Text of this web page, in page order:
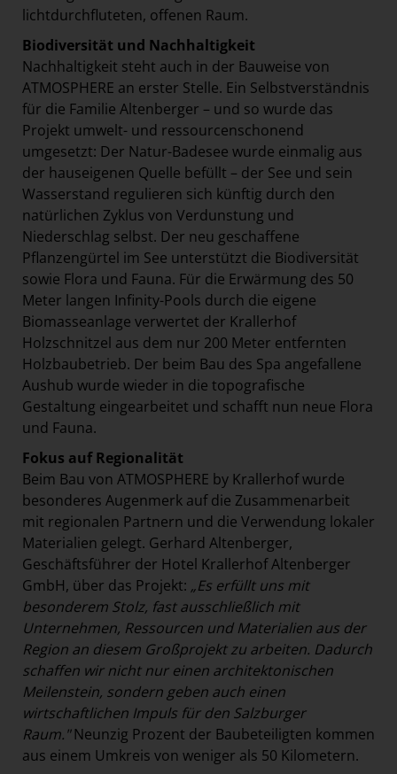
lichtdurchfluteten, offenen Raum.
Biodiversität und Nachhaltigkeit
Nachhaltigkeit steht auch in der Bauweise von
ATMOSPHERE an erster Stelle. Ein Selbstverständnis
für die Familie Altenberger – und so wurde das
Projekt umwelt- und ressourcenschonend
umgesetzt: Der Natur-Badesee wurde einmalig aus
der hauseigenen Quelle befüllt – der See und sein
Wasserstand regulieren sich künftig durch den
natürlichen Zyklus von Verdunstung und
Niederschlag selbst. Der neu geschaffene
Pflanzengürtel im See unterstützt die Biodiversität
sowie Flora und Fauna. Für die Erwärmung des 50
Meter langen Infinity-Pools durch die eigene
Biomasseanlage verwertet der Krallerhof
Holzschnitzel aus dem nur 200 Meter entfernten
Holzbaubetrieb. Der beim Bau des Spa angefallene
Aushub wurde wieder in die topografische
Gestaltung eingearbeitet und schafft nun neue Flora
und Fauna.
Fokus auf Regionalität
Beim Bau von ATMOSPHERE by Krallerhof wurde
besonderes Augenmerk auf die Zusammenarbeit
mit regionalen Partnern und die Verwendung lokaler
Materialien gelegt. Gerhard Altenberger,
Geschäftsführer der Hotel Krallerhof Altenberger
GmbH, über das Projekt: „Es erfüllt uns mit
besonderem Stolz, fast ausschließlich mit
Unternehmen, Ressourcen und Materialien aus der
Region an diesem Großprojekt zu arbeiten. Dadurch
schaffen wir nicht nur einen architektonischen
Meilenstein, sondern geben auch einen
wirtschaftlichen Impuls für den Salzburger
Raum."Neunzig Prozent der Baubeteiligten kommen
aus einem Umkreis von weniger als 50 Kilometern.